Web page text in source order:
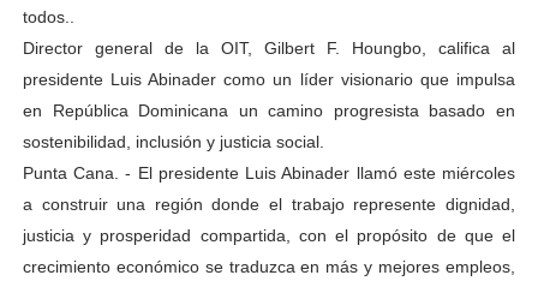
todos..
Director general de la OIT, Gilbert F. Houngbo, califica al
presidente Luis Abinader como un líder visionario que impulsa
en República Dominicana un camino progresista basado en
sostenibilidad, inclusión y justicia social.
Punta Cana. - El presidente Luis Abinader llamó este miércoles
a construir una región donde el trabajo represente dignidad,
justicia y prosperidad compartida, con el propósito de que el
crecimiento económico se traduzca en más y mejores empleos,